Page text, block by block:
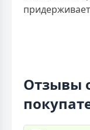
Отзывы